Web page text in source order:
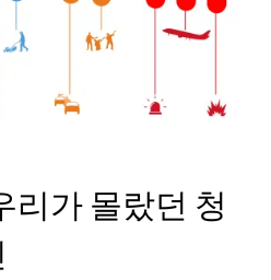
리가 몰랐던 청